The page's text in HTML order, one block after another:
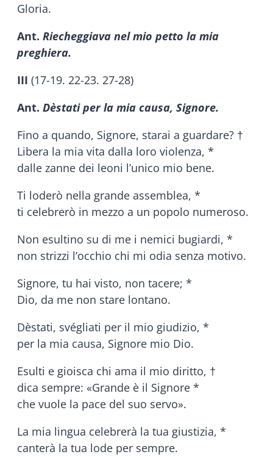
Gloria.
Ant. Riecheggiava nel mio petto la mia
preghiera.
III (17-19. 22-23. 27-28)
Ant. Dèstati per la mia causa, Signore.
Fino a quando, Signore, starai a guardare? †
Libera la mia vita dalla loro violenza, *
dalle zanne dei leoni l’unico mio bene.
Ti loderò nella grande assemblea, *
ti celebrerò in mezzo a un popolo numeroso.
Non esultino su di me i nemici bugiardi, *
non strizzi l’occhio chi mi odia senza motivo.
Signore, tu hai visto, non tacere; *
Dio, da me non stare lontano.
Dèstati, svégliati per il mio giudizio, *
per la mia causa, Signore mio Dio.
Esulti e gioisca chi ama il mio diritto, †
dica sempre: «Grande è il Signore *
che vuole la pace del suo servo».
La mia lingua celebrerà la tua giustizia, *
canterà la tua lode per sempre.